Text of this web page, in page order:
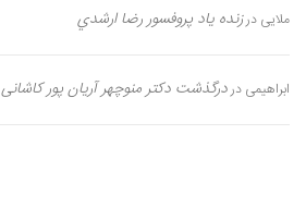
ملایی درزنده یاد پروفسور رضا ارشدي
ابراهیمی دردرگذشت دکتر منوچهر آریان پور کاشانی